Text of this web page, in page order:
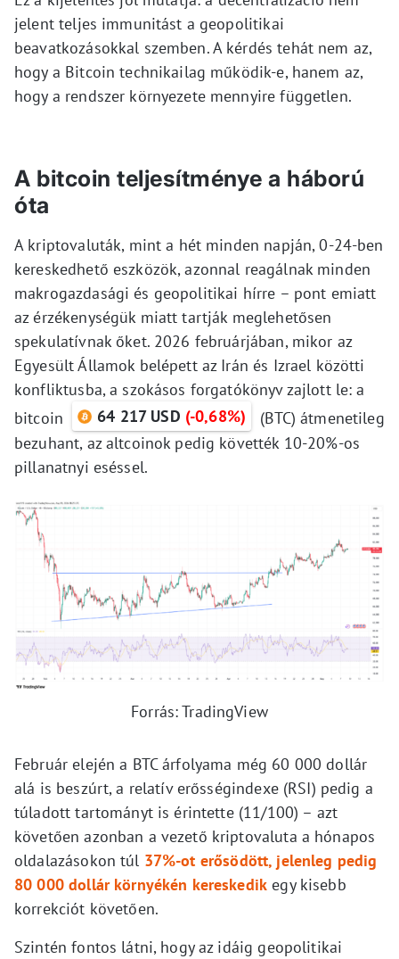
jelent teljes immunitást a geopolitikai
beavatkozásokkal szemben. A kérdés tehát nem az,
hogy a Bitcoin technikailag működik-e, hanem az,
hogy a rendszer környezete mennyire független.
A bitcoin teljesítménye a háború
óta
A kriptovaluták, mint a hét minden napján, 0-24-ben
kereskedhető eszközök, azonnal reagálnak minden
makrogazdasági és geopolitikai hírre – pont emiatt
az érzékenységük miatt tartják meglehetősen
spekulatívnak őket. 2026 februárjában, mikor az
Egyesült Államok belépett az Irán és Izrael közötti
konfliktusba, a szokásos forgatókönyv zajlott le: a
bitcoin
64 217 USD (-0,68%)
(BTC) átmenetileg
bezuhant, az altcoinok pedig követték 10-20%-os
pillanatnyi eséssel.
Forrás: TradingView
Február elején a BTC árfolyama még 60 000 dollár
alá is beszúrt, a relatív erősségindexe (RSI) pedig a
túladott tartományt is érintette (11/100) – azt
követően azonban a vezető kriptovaluta a hónapos
oldalazásokon túl 37%-ot erősödött, jelenleg pedig
80 000 dollár környékén kereskedik egy kisebb
korrekciót követően.
Szintén fontos látni, hogy az idáig geopolitikai